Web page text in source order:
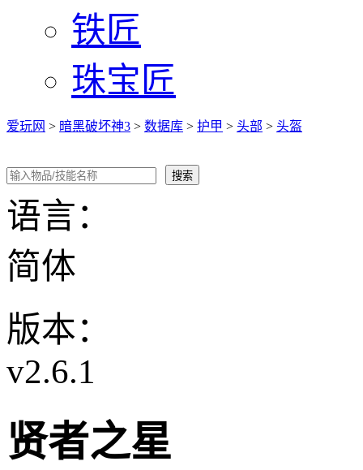
铁匠
珠宝匠
爱玩网 > 暗黑破坏神3 > 数据库 > 护甲 > 头部 > 头盔
语言：
简体
版本：
v2.6.1
贤者之星